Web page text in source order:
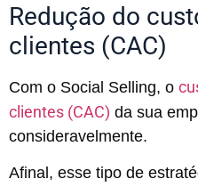
Redução do
clientes (CAC)
Com o Social Selling, o
clientes (CAC) da sua
consideravelmente.
Afinal, esse tipo de